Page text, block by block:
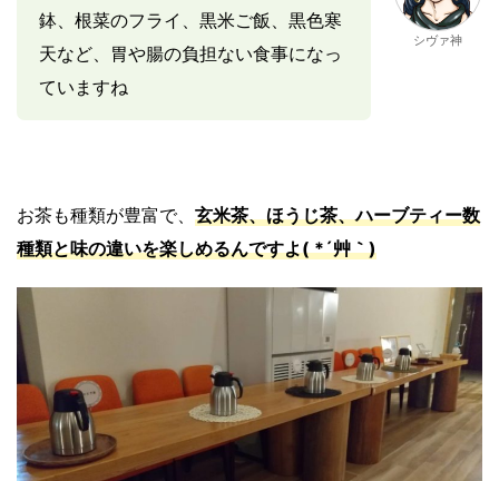
鉢、根菜のフライ、黒米ご飯、黒色寒
天など、胃や腸の負担ない食事になっ
ていますね
シヴァ神
お茶も種類が豊富で、 玄米茶、ほうじ茶、ハーブティー数
種類と味の違いを楽しめるんですよ( *´艸｀)